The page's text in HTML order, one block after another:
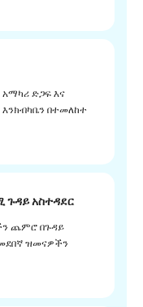
ድጋፍ እና
በተመለከተ
አስተዳደር
ጨምሮ በጉዳይ
ዝመናዎችን